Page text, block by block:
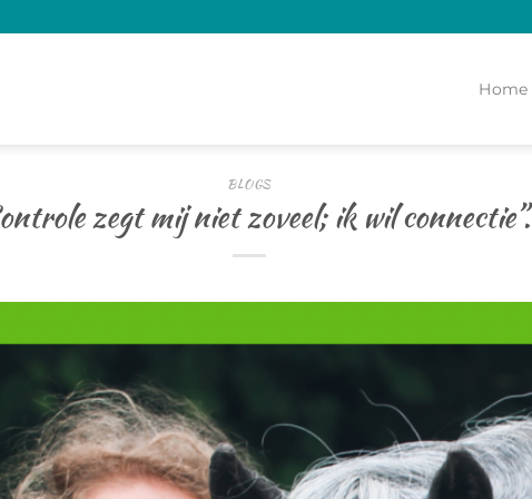
Home
BLOGS
zegt mij niet zoveel; ik wil connectie”.